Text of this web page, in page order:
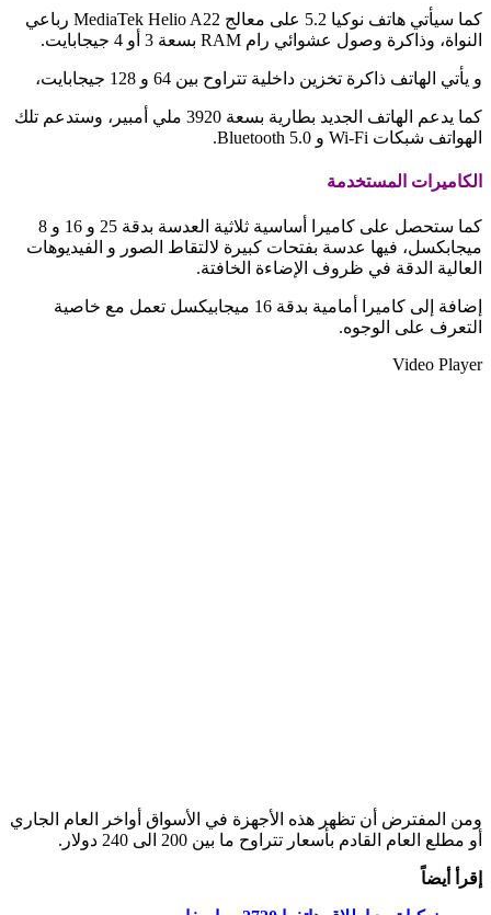
كما سيأتي هاتف نوكيا 5.2 على معالج MеdiaTek Hеlio A22 رباعي
النواة، وذاكرة وصول عشوائي رام RAM بسعة 3 أو 4 جيجابايت.
و يأتي الهاتف ذاكرة تخزين داخلية تتراوح بين 64 و 128 جيجابايت،
كما يدعم الهاتف الجديد بطارية بسعة 3920 ملي أمبير، وستدعم تلك
الهواتف شبكات Wi-Fi و Bluetоoth 5.0.
الكاميرات المستخدمة
كما ستحصل على كاميرا أساسية ثلاثية العدسة بدقة 25 و 16 و 8
ميجابكسل، فيها عدسة بفتحات كبيرة لالتقاط الصور و الفيديوهات
العالية الدقة في ظروف الإضاءة الخافتة.
إضافة إلى كاميرا أمامية بدقة 16 ميجابيكسل تعمل مع خاصية
التعرف على الوجوه.
Video Player
ومن المفترض أن تظهر هذه الأجهزة في الأسواق أواخر العام الجاري
أو مطلع العام القادم بأسعار تتراوح ما بين 200 الى 240 دولار.
إقرأ أيضاً